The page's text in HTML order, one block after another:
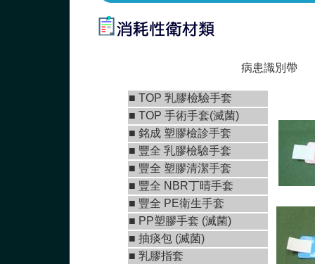
病患識別帶
■ TOP 乳膠檢驗手套
■ TOP 手術手套(滅菌)
■ 銘成 塑膠檢診手套
■ 豐全 乳膠檢驗手套
■ 豐全 塑膠清潔手套
■ 豐全 NBR丁晴手套
■ 豐全 PE衛生手套
■ PP塑膠手套 (滅菌)
■ 抽痰包 (滅菌)
■ 乳膠指套